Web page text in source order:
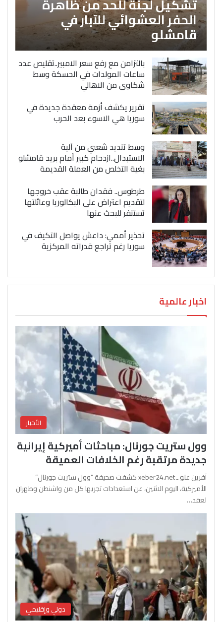
الحفر العشوائي للآبار في
قامشلو
بالتزامن مع رفع سعر الامبير..تقليص عدد
ساعات المولدات في الحسكة وسط
شكاوى من الاهالي
تقرير يكشف أزمة معقدة جديدة في
سوريا هي الاسوء بعد الحرب
وسط تنديد شعبي من آلية
الاستبدال..ازدحام كبير أمام بريد قامشلو
بغية التخلص من العملة القديمة
طرطوس.. فقدان طالبة عقب خروجها
لتقديم اعتراض على البكالوريا وعائلتها
تستنفر للبحث عنها
تحذير أممي: داعش يواصل التكيف في
سوريا رغم تراجع قدراته المركزية
اخبار عالمية
الأخبار
وول ستريت جورنال: مباحثات أميركية إيرانية
جديدة مرتقبة رغم الخلافات العميقة
آفرين علو ـ xeber24.net كشفت صحيفة “وول ستريت جورنال”
الأميركية، اليوم الاثنين، عن استعدادات تجريها كل من واشنطن وطهران
لعقد…
دولي وإقليمي